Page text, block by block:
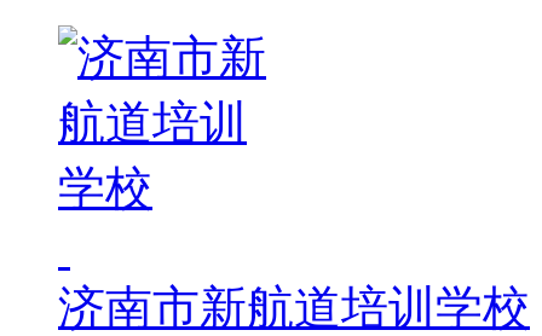
济南市新航道培训学校